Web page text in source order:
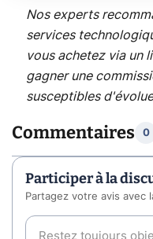
Nos experts
services
vous achetez via un
gagner une
susceptibles
Commentaires 0
Participer à la
Partagez votre avis avec